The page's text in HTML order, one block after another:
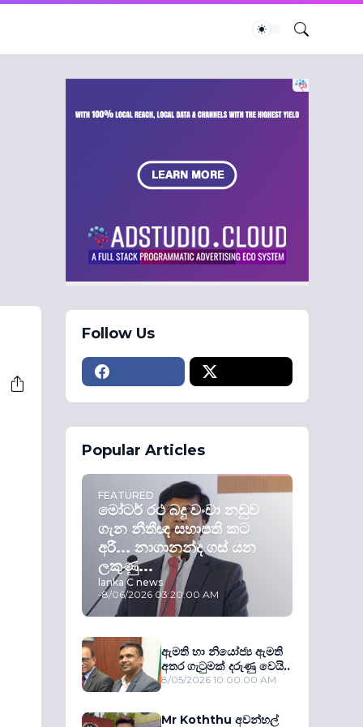
Follow Us
Popular Articles
FEATURED
මෝටර් රථ බදු වංචා නඩුව
ගැන නීතීඥ සභාපති කට
අරී... නාගානන්ද ගස් යන
ලකුණු...
lanka C news
-8/06/2026 03:20:00 AM
ඇමති හා නියෝජ්‍ය ඇමති
අතර ගැටුමක් දරුණු වෙයි..
8/05/2026 10:00:00 AM
Mr Koththu අවන්හල්